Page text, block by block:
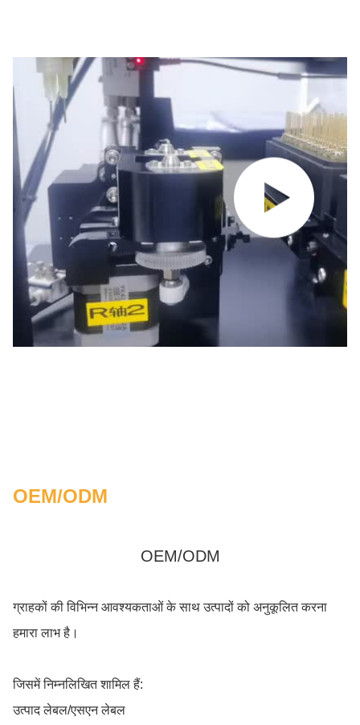
OEM/ODM
OEM/ODM
ग्राहकों की विभिन्न आवश्यकताओं के साथ उत्पादों को अनुकूलित करना
हमारा लाभ है।
जिसमें निम्नलिखित शामिल हैं:
उत्पाद लेबल/एसएन लेबल